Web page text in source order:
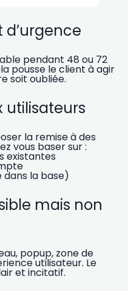
pendant 48 ou 72
pousse le client à agir
soit oubliée.
utilisateurs
la remise à des
vous baser sur :
existantes
dans la base)
mais non
popup, zone de
utilisateur. Le
et incitatif.